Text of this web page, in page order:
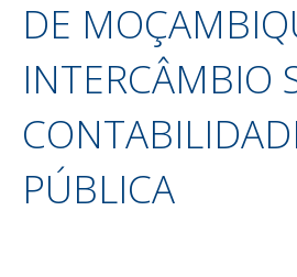
DE
INTERCÂMBIO
PÚBLICA